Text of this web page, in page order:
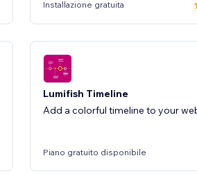
Installazione gratuita
Lumifish Timeline
Add a colorful timeline to your
Piano gratuito disponibile